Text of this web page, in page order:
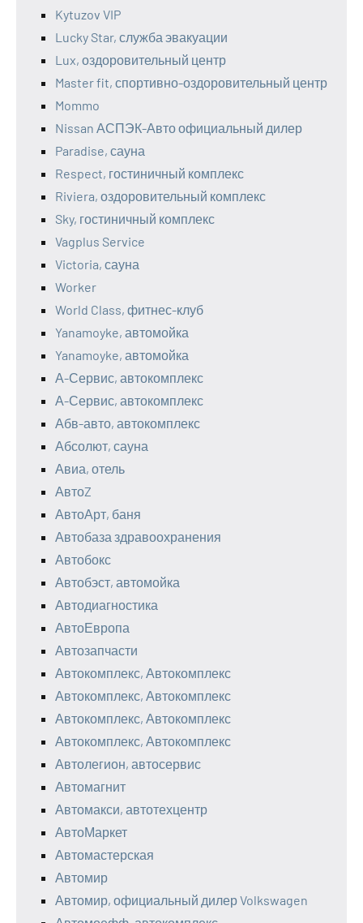
Kytuzov VIP
Lucky Star, служба эвакуации
Lux, оздоровительный центр
Master fit, спортивно-оздоровительный центр
Mommo
Nissan АСПЭК-Авто официальный дилер
Paradise, сауна
Respect, гостиничный комплекс
Riviera, оздоровительный комплекс
Sky, гостиничный комплекс
Vagplus Service
Victoria, сауна
Worker
World Class, фитнес-клуб
Yanamoyke, автомойка
Yanamoyke, автомойка
А-Сервис, автокомплекс
А-Сервис, автокомплекс
Абв-авто, автокомплекс
Абсолют, сауна
Авиа, отель
АвтоZ
АвтоАрт, баня
Автобаза здравоохранения
Автобокс
Автобэст, автомойка
Автодиагностика
АвтоЕвропа
Автозапчасти
Автокомплекс, Автокомплекс
Автокомплекс, Автокомплекс
Автокомплекс, Автокомплекс
Автокомплекс, Автокомплекс
Автолегион, автосервис
Автомагнит
Автомакси, автотехцентр
АвтоМаркет
Автомастерская
Автомир
Автомир, официальный дилер Volkswagen